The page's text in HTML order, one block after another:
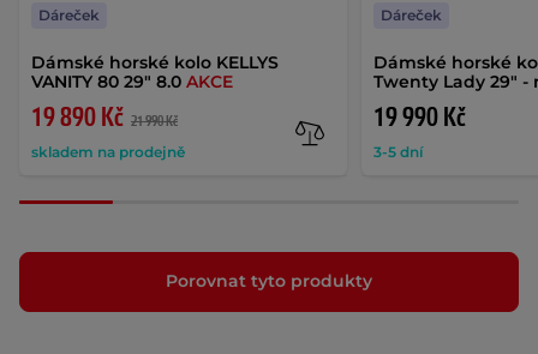
Dámské horské kolo KELLYS
VANITY 80 29" 8.0 AKCE
19 890 Kč 21 990 Kč
skladem na prodejně
Dáreček
Dámské horské
Twenty Lady 29" -
19 990 Kč
3-5 dní
Dáreček
Porovnat tyto produkty